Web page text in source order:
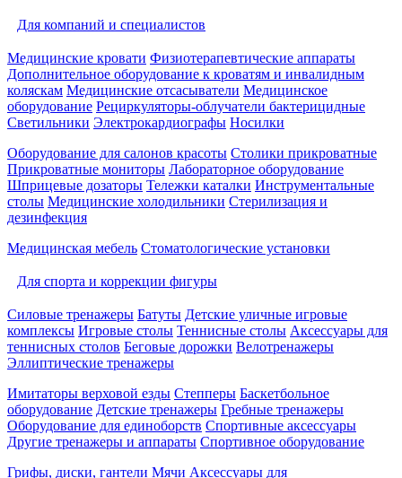
Для компаний и специалистов
Медицинские кровати Физиотерапевтические аппараты
Дополнительное оборудование к кроватям и инвалидным
коляскам Медицинские отсасыватели Медицинское
оборудование Рециркуляторы-облучатели бактерицидные
Светильники Электрокардиографы Носилки
Оборудование для салонов красоты Столики прикроватные
Прикроватные мониторы Лабораторное оборудование
Шприцевые дозаторы Тележки каталки Инструментальные
столы Медицинские холодильники Стерилизация и
дезинфекция
Медицинская мебель Стоматологические установки
Для спорта и коррекции фигуры
Силовые тренажеры Батуты Детские уличные игровые
комплексы Игровые столы Теннисные столы Аксессуары для
теннисных столов Беговые дорожки Велотренажеры
Эллиптические тренажеры
Имитаторы верховой езды Степперы Баскетбольное
оборудование Детские тренажеры Гребные тренажеры
Оборудование для единоборств Спортивные аксессуары
Другие тренажеры и аппараты Спортивное оборудование
Грифы, диски, гантели Мячи Аксессуары для